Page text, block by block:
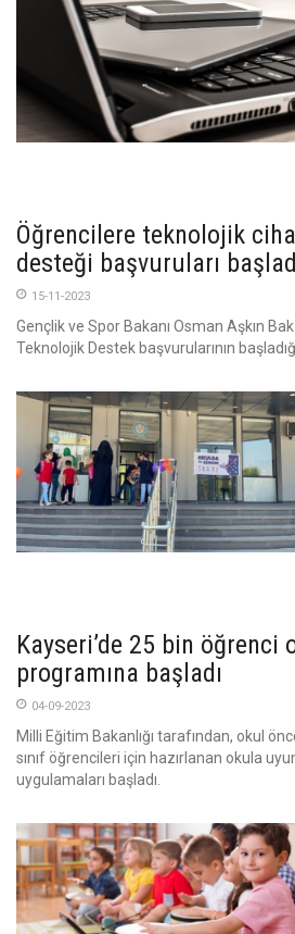
Öğrencilere teknolojik
desteği başvuruları
15-11-2023
Gençlik ve Spor Bakanı Osman Aşkın
Teknolojik Destek başvurularının
Kayseri’de 25 bin öğrenci
programına başladı
04-09-2023
Milli Eğitim Bakanlığı tarafından, okul
sınıf öğrencileri için hazırlanan okula
uygulamaları başladı.